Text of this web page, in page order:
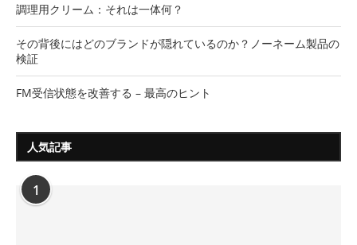
調理用クリーム：それは一体何？
その背後にはどのブランドが隠れているのか？ノーネーム製品の
検証
FM受信状態を改善する – 最高のヒント
人気記事
1